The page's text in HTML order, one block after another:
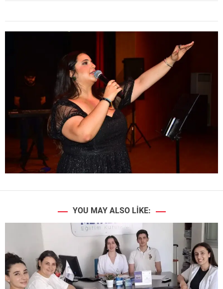
YOU MAY ALSO LIKE: